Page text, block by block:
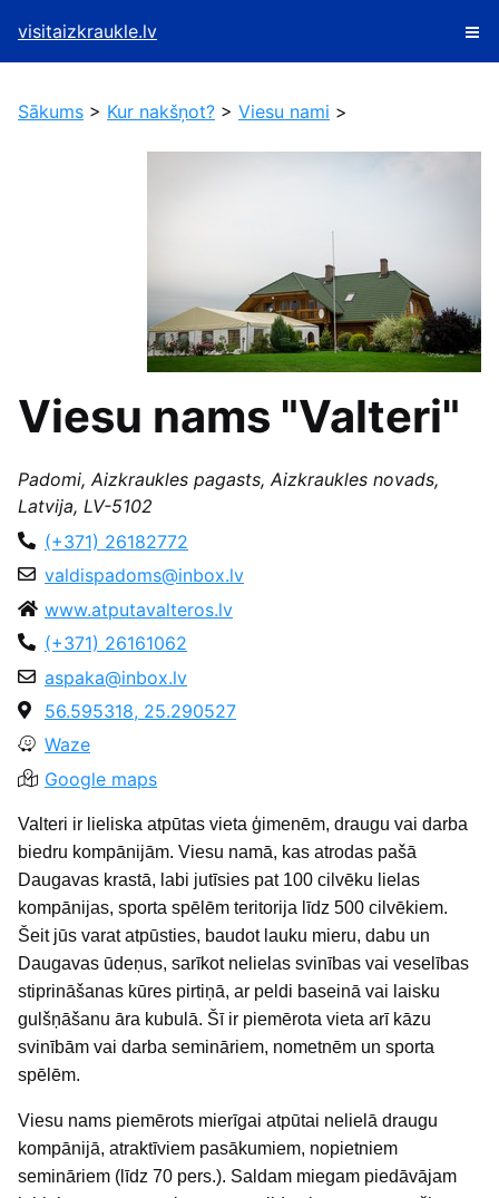
visitaizkraukle.lv
Sākums > Kur nakšņot? > Viesu nami >
Viesu nams "Valteri"
Padomi, Aizkraukles pagasts, Aizkraukles novads,
Latvija, LV-5102
(+371) 26182772
valdispadoms@inbox.lv
www.atputavalteros.lv
(+371) 26161062
aspaka@inbox.lv
56.595318, 25.290527
Waze
Google maps
Valteri ir lieliska atpūtas vieta ģimenēm, draugu vai darba
biedru kompānijām. Viesu namā, kas atrodas pašā
Daugavas krastā, labi jutīsies pat 100 cilvēku lielas
kompānijas, sporta spēlēm teritorija līdz 500 cilvēkiem.
Šeit jūs varat atpūsties, baudot lauku mieru, dabu un
Daugavas ūdeņus, sarīkot nelielas svinības vai veselības
stiprināšanas kūres pirtiņā, ar peldi baseinā vai laisku
gulšņāšanu āra kubulā. Šī ir piemērota vieta arī kāzu
svinībām vai darba semināriem, nometnēm un sporta
spēlēm.
Viesu nams piemērots mierīgai atpūtai nelielā draugu
kompānijā, atraktīviem pasākumiem, nopietniem
semināriem (līdz 70 pers.). Saldam miegam piedāvājam